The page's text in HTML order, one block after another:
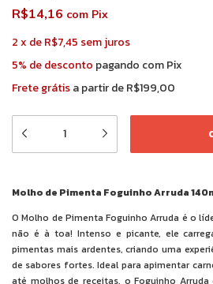
R$14,16 com Pix
2x deR$7,45 sem juros
5% de desconto pagando com Pix
Frete grátisa partir deR$199,00
Molho de Pimenta Foguinho Arruda
O Molho de Pimenta Foguinho Arruda é o
não é à toa! Intenso e picante, ele
pimentas mais ardentes, criando uma
de sabores fortes. Ideal para apimentar
até molhos de receitas, o Foguinho